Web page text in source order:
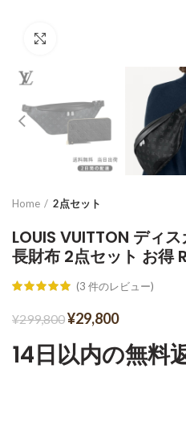
Home 2点セット
LOUIS VUITTON ディ
長財布 2点セット お得
(3 件のレビュー)
¥299,800¥29,800
14日以内の無料